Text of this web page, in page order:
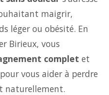
maigrir,
léger ou obésité. En
Birieux, vous
complet et
pour vous aider à perdre
naturellement.